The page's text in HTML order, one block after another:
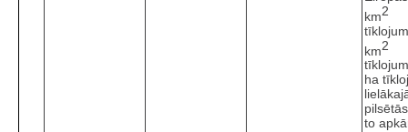
km2
km2
ha
to